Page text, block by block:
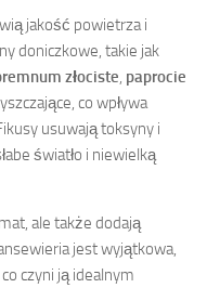
jakość powietrza i
doniczkowe, takie jak
złociste paprocie
co wpływa
usuwają toksyny i
światło i niewielką
ale także dodają
jest wyjątkowa,
czyni ją idealnym